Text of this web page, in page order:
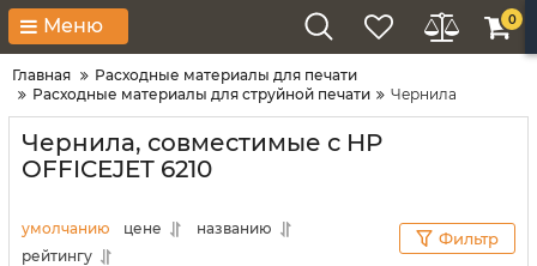
Меню 0
Главная
Расходные материалы для печати
Расходные материалы для струйной печати
Чернила
Чернила, совместимые с HP
OFFICEJET 6210
умолчанию цене
названию
рейтингу
Фильтр